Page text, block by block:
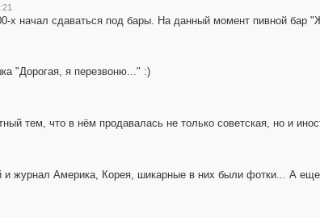
х начал сдаваться под бары. На данный момент пивной бар
"Дорогая, я перезвоню..." :)
тем, что в нём продавалась не только советская, но и
и журнал Америка, Корея, шикарные в них были фотки... А